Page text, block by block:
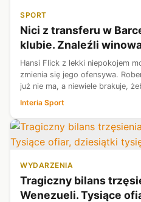
SPORT
Nici z transferu w
klubie. Znaleźli
Hansi Flick z lekki niepokojem
zmienia się jego ofensywa.
już nie ma, a niewiele brakuje,
odejściu gwiazdy ...
Interia Sport
WYDARZENIA
Tragiczny bilans
Wenezueli. Tysiące